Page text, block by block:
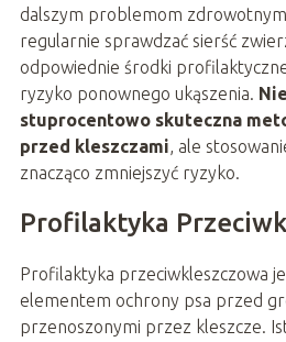
dalszym problemom
regularnie sprawdzać sierść
odpowiednie środki
ryzyko ponownego ukąszenia.
stuprocentowo skuteczna
przed kleszczami, ale
znacząco zmniejszyć ryzyko.
Profilaktyka
Profilaktyka przeciwkleszczowa
elementem ochrony psa przed
przenoszonymi przez kleszcze.